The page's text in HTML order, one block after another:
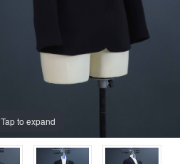
Tap to expand
VẤN MIỄN PHÍ